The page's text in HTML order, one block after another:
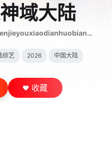
域大陆
pengranquanyuanshangzhenjieyouxiaodianhuobianshenyudalu
综艺 2026 中国大陆
收藏